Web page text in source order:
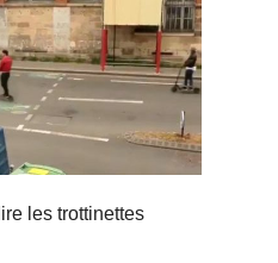
les trottinettes